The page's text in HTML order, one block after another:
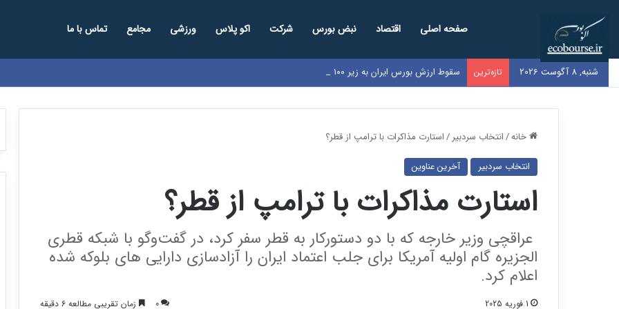
صفحه اصلی اقتصاد نبض بورس شرکت اکو پلاس ورزشی مجامع تماس با ما
شنبه, 8 آگوست 2026 تازه‌ترین سقوط ارزش بورس ایران به زیر ۱۰۰ میلیارد دلار / کل بازار به اندازه سود یک‌سال گوگل شد
خانه/انتخاب سردبیر /استارت مذاکرات با ترامپ از قطر؟
انتخاب سردبیر آخرین عناوین
استارت مذاکرات با ترامپ از قطر؟
عراقچی وزیر خارجه که با دو دستورکار به قطر سفر کرد، در گفت‌وگو با شبکه قطری
الجزیره گام اولیه آمریکا برای جلب اعتماد ایران را آزادسازی دارایی های بلوکه شده
اعلام کرد.
1 فوریه 2025 0 زمان تقریبی مطالعه 6 دقیقه